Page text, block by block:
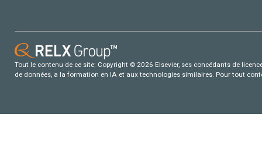
Tout le contenu de ce site: Copyright © 2026 Elsevier, ses concédants de
de données, a la formation en IA et aux technologies similaires. Pour tout